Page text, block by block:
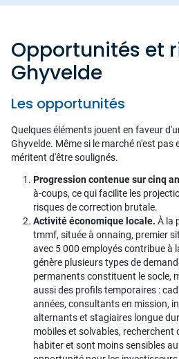
Opportunités et
Ghyvelde
Les opportunités
Quelques éléments jouent en faveur
Ghyvelde. Même si le marché n'est
méritent d'être soulignés.
Progression contenue sur cinq
à-coups, ce qui facilite les
risques de correction brutale.
Activité économique locale. À la
tmmf, située à onnaing, premier
avec 5 000 employés contribue à
génère plusieurs types de
permanents constituent le socle,
aussi des profils temporaires :
années, consultants en mission,
alternants et stagiaires longue
mobiles et solvables, recherchent
habiter et sont moins sensibles